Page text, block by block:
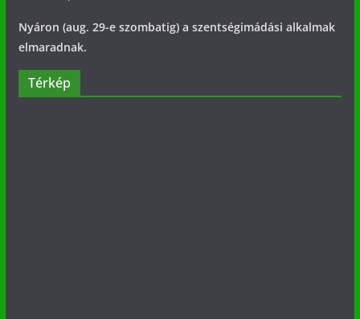
Nyáron (aug. 29-e szombatig) a szentségimádási alkalmak
elmaradnak.
Térkép